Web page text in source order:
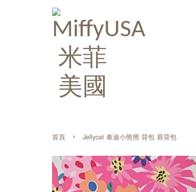
首頁 › Jellycat 泰迪小熊熊 背包 肩背包